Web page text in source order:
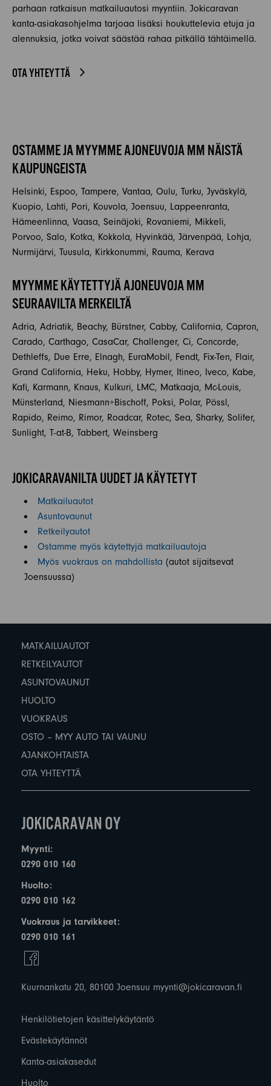
parhaan ratkaisun matkailuautosi myyntiin. Jokicaravan
kanta-asiakasohjelma tarjoaa lisäksi houkuttelevia etuja ja
alennuksia, jotka voivat säästää rahaa pitkällä tähtäimellä.
OTA YHTEYTTÄ
OSTAMME JA MYYMME AJONEUVOJA MM NÄISTÄ
KAUPUNGEISTA
Helsinki, Espoo, Tampere, Vantaa, Oulu, Turku, Jyväskylä,
Kuopio, Lahti, Pori, Kouvola, Joensuu, Lappeenranta,
Hämeenlinna, Vaasa, Seinäjoki, Rovaniemi, Mikkeli,
Porvoo, Salo, Kotka, Kokkola, Hyvinkää, Järvenpää, Lohja,
Nurmijärvi, Tuusula, Kirkkonummi, Rauma, Kerava
MYYMME KÄYTETTYJÄ AJONEUVOJA MM
SEURAAVILTA MERKEILTÄ
Adria, Adriatik, Beachy, Bürstner, Cabby, California, Capron,
Carado, Carthago, CasaCar, Challenger, Ci, Concorde,
Dethleffs, Due Erre, Elnagh, EuraMobil, Fendt, Fix-Ten, Flair,
Grand California, Heku, Hobby, Hymer, Itineo, Iveco, Kabe,
Kafi, Karmann, Knaus, Kulkuri, LMC, Matkaaja, Mc-Louis,
Münsterland, Niesmann+Bischoff, Poksi, Polar, Pössl,
Rapido, Reimo, Rimor, Roadcar, Rotec, Sea, Sharky, Solifer,
Sunlight, T-at-B, Tabbert, Weinsberg
JOKICARAVANILTA UUDET JA KÄYTETYT
Matkailuautot
Asuntovaunut
Retkeilyautot
Ostamme myös käytettyjä matkailuautoja
Myös vuokraus on mahdollista (autot sijaitsevat
Joensuussa)
MATKAILUAUTOT
RETKEILYAUTOT
ASUNTOVAUNUT
HUOLTO
VUOKRAUS
OSTO – MYY AUTO TAI VAUNU
AJANKOHTAISTA
OTA YHTEYTTÄ
Myynti:
0290 010 160
Huolto:
0290 010 162
Vuokraus ja tarvikkeet:
0290 010 161
Kuurnankatu 20, 80100 Joensuu myynti@jokicaravan.fi
Henkilötietojen käsittelykäytäntö
Evästekäytännöt
Kanta-asiakasedut
Huolto